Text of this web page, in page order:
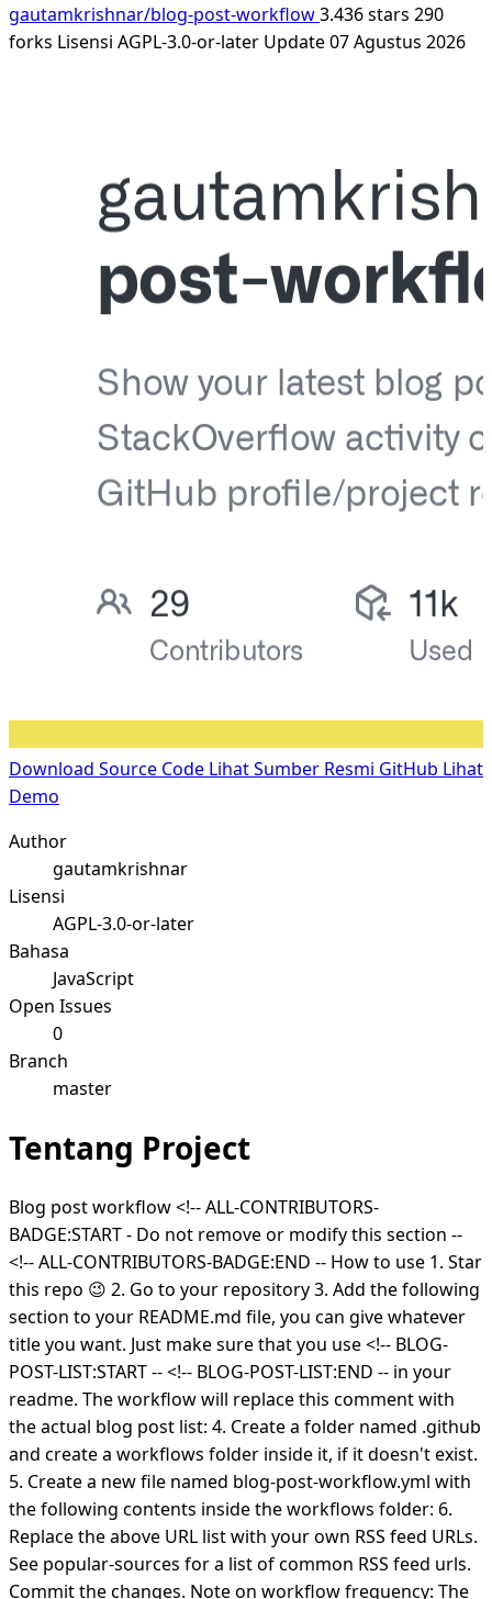
gautamkrishnar/blog-post-workflow3.436 stars 290
forks Lisensi AGPL-3.0-or-later Update 07 Agustus 2026
Download Source Code Lihat Sumber Resmi GitHub Lihat
Demo
Author
gautamkrishnar
Lisensi
AGPL-3.0-or-later
Bahasa
JavaScript
Open Issues
0
Branch
master
Tentang Project
Blog post workflow <!-- ALL-CONTRIBUTORS-
BADGE:START - Do not remove or modify this section --
<!-- ALL-CONTRIBUTORS-BADGE:END -- How to use 1. Star
this repo 😉 2. Go to your repository 3. Add the following
section to your README.md file, you can give whatever
title you want. Just make sure that you use <!-- BLOG-
POST-LIST:START -- <!-- BLOG-POST-LIST:END -- in your
readme. The workflow will replace this comment with
the actual blog post list: 4. Create a folder named .github
and create a workflows folder inside it, if it doesn't exist.
5. Create a new file named blog-post-workflow.yml with
the following contents inside the workflows folder: 6.
Replace the above URL list with your own RSS feed URLs.
See popular-sources for a list of common RSS feed urls.
Commit the changes. Note on workflow frequency: The